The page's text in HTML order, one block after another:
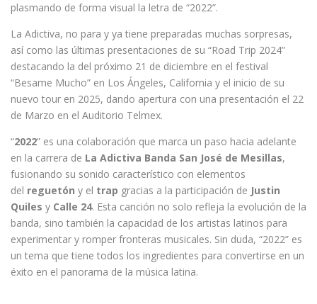
plasmando de forma visual la letra de “2022”.
La Adictiva, no para y ya tiene preparadas muchas sorpresas,
así como las últimas presentaciones de su “Road Trip 2024”
destacando la del próximo 21 de diciembre en el festival
“Besame Mucho” en Los Ángeles, California y el inicio de su
nuevo tour en 2025, dando apertura con una presentación el 22
de Marzo en el Auditorio Telmex.
“2022” es una colaboración que marca un paso hacia adelante
en la carrera de La Adictiva Banda San José de Mesillas,
fusionando su sonido característico con elementos
del reguetón y el trap gracias a la participación de Justin
Quiles y Calle 24. Esta canción no solo refleja la evolución de la
banda, sino también la capacidad de los artistas latinos para
experimentar y romper fronteras musicales. Sin duda, “2022” es
un tema que tiene todos los ingredientes para convertirse en un
éxito en el panorama de la música latina.